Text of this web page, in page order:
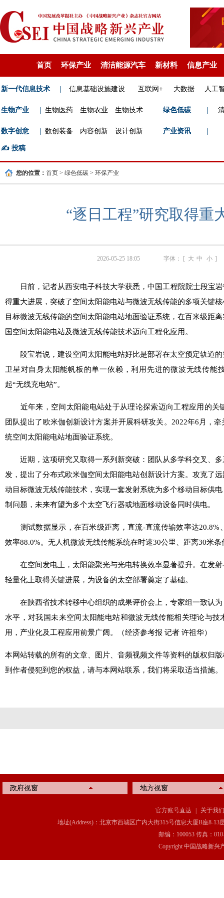
首页 环保产业 清洁能源汽车 新材料 信息产业
新一代信息技术 信息基础设施建设 互联网+ 大数据 人工
生物产业 生物医药 生物农业 生物技术 绿色低碳
数字创意 数创装备 内容创新 设计创新 产业资讯
✍️ 投稿
您的位置： 首页 > 绿色低碳 > 环保产业
“逐日工程”研究取得重
2026-05-25 18:05 字体： [ 大 中 小 ]
日前，记者从西安电子科技大学获悉，中国工程院院士段宝岩
得重大进展，突破了空间太阳能电站与微波无线传能的多项关键
目标微波无线传能的空间太阳能电站地面验证系统，在百米级距
国空间太阳能电站及微波无线传能技术迈向工程化应用。
段宝岩说，建设空间太阳能电站好比是部署在太空预定轨道的
卫星对自身太阳能帆板的单一依赖，利用先进的微波无线传能
起“无线充电站”。
近年来，空间太阳能电站处于从理论探索迈向工程应用的关
团队提出了欧米伽创新设计方案并开展科研攻关。2022年6月，
统空间太阳能电站地面验证系统。
近期，这项研究又取得一系列新突破：团队从多学科交叉、多
发，提出了分布式欧米伽空间太阳能电站创新设计方案。攻克了
动目标微波无线传能技术，实现一套发射系统为多个移动目标供
制问题，未来有望为多个太空飞行器或地面移动设备同时供电。
测试数据显示，在百米级距离，直流-直流传输效率达20.8%
效率88.0%。无人机微波无线传能系统在时速30公里、距离30米
在空间发电上，太阳能聚光与光电转换效率显著提升。在发射
轻量化上取得关键进展，为设备的太空部署奠定了基础。
在陕西省技术转移中心组织的成果评价会上，专家组一致认为
水平，对我国未来空间太阳能电站和微波无线传能相关理论与技
用，产业化及工程应用前景广阔。（经济参考报 记者 许祖华）
本网站转载的所有的文章、图片、音频视频文件等资料的版权归
到作者侵犯到您的权益，请与本网站联系，我们将采取适当措施。
政府视窗 地方视窗
官方账号直达
关于我们
地址(Address)：北京市西城区广内大街315号信息大厦B座8-13
邮编：100053 传真：
Copyright 中国战略新兴